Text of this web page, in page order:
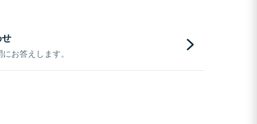
お答えします。